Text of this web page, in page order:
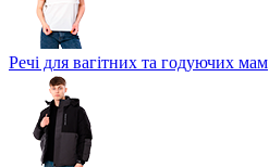
Речі для вагітних та годуючих мам